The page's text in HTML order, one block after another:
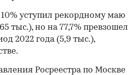
уступил рекордному маю
тыс.), но на 77,7% превзошел
2022 года (5,9 тыс.),
Росреестра по Москве